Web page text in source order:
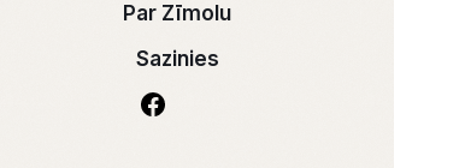
Par Zīmolu
Sazinies